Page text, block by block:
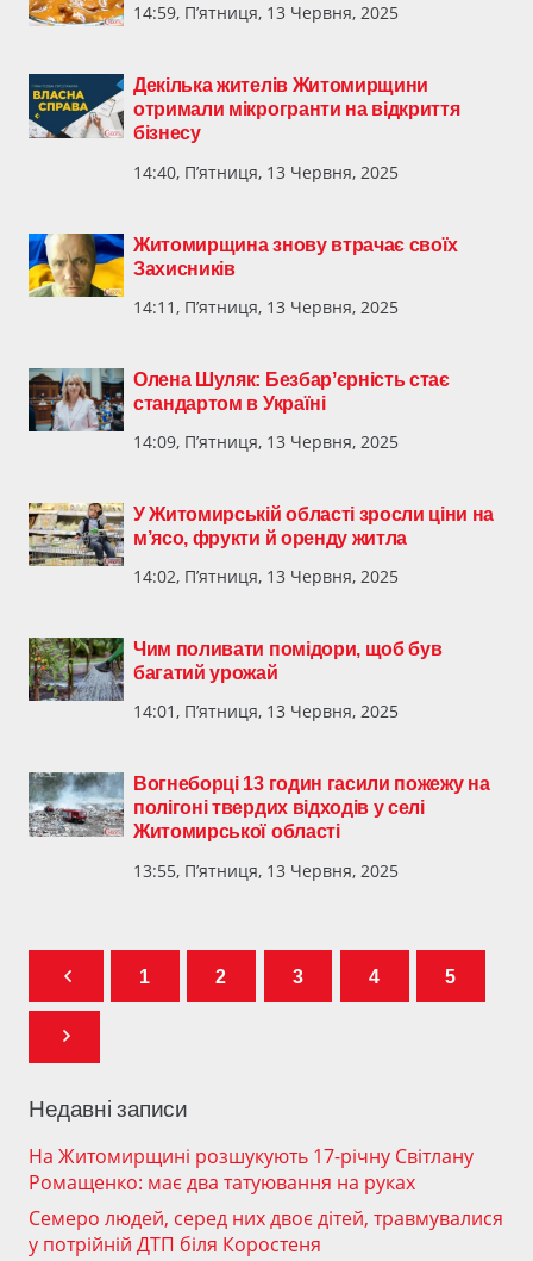
14:59, П’ятниця, 13 Червня, 2025
Декілька жителів Житомирщини
отримали мікрогранти на відкриття
бізнесу
14:40, П’ятниця, 13 Червня, 2025
Житомирщина знову втрачає своїх
Захисників
14:11, П’ятниця, 13 Червня, 2025
Олена Шуляк: Безбарʼєрність стає
стандартом в Україні
14:09, П’ятниця, 13 Червня, 2025
У Житомирській області зросли ціни на
м’ясо, фрукти й оренду житла
14:02, П’ятниця, 13 Червня, 2025
Чим поливати помідори, щоб був
багатий урожай
14:01, П’ятниця, 13 Червня, 2025
Вогнеборці 13 годин гасили пожежу на
полігоні твердих відходів у селі
Житомирської області
13:55, П’ятниця, 13 Червня, 2025
1 2 3 4 5
Недавні записи
На Житомирщині розшукують 17-річну Світлану
Ромащенко: має два татуювання на руках
Семеро людей, серед них двоє дітей, травмувалися
у потрійній ДТП біля Коростеня